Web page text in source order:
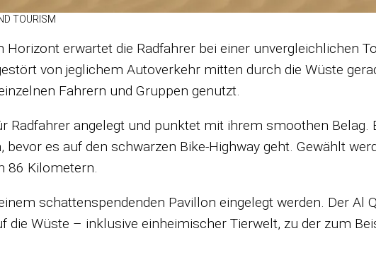
TOU­RISM
er­war­tet die Rad­fah­rer bei ei­ner un­ver­gleich­li­chen
von jeg­li­chem Au­to­ver­kehr mit­ten durch die Wüste
Fah­rern und Grup­pen ge­nutzt.
Rad­fah­rer an­ge­legt und punk­tet mit ih­rem smoot­hen
es auf den schwar­zen Bike-High­way geht. Ge­wählt
86 Ki­lo­me­tern.
schat­ten­spen­den­den Pa­vil­lon ein­ge­legt wer­den. Der Al
Wüste – in­klu­sive ein­hei­mi­scher Tier­welt, zu der zum